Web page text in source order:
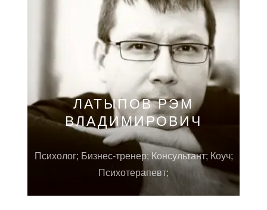
ЛАТЫПОВ РЭМ
ВЛАДИМИРОВИЧ
Психолог; Бизнес-тренер; Консультант; Коуч;
Психотерапевт;